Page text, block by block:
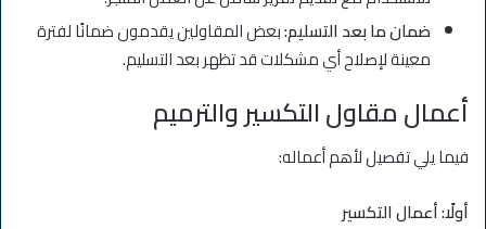
ضمان ما بعد التسليم:بعض المقاولين يقدمون ضمانًا لفترة
معينة لإصلاح أي مشكلات قد تظهر بعد التسليم.
أعمال مقاول التكسير والترميم
فيما يلي تفصيل لأهم أعماله:
أولًا: أعمال التكسير